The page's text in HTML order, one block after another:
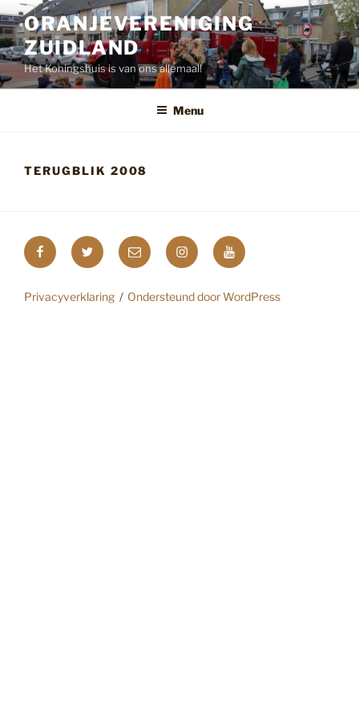
naar
de
inhoud
ORANJEVERENIGING
ZUIDLAND
Het Koningshuis is van ons allemaal!
Menu
TERUGBLIK 2008
FacebookTwitter E-
mail
InstagramYouTube
Privacyverklaring Ondersteund door WordPress